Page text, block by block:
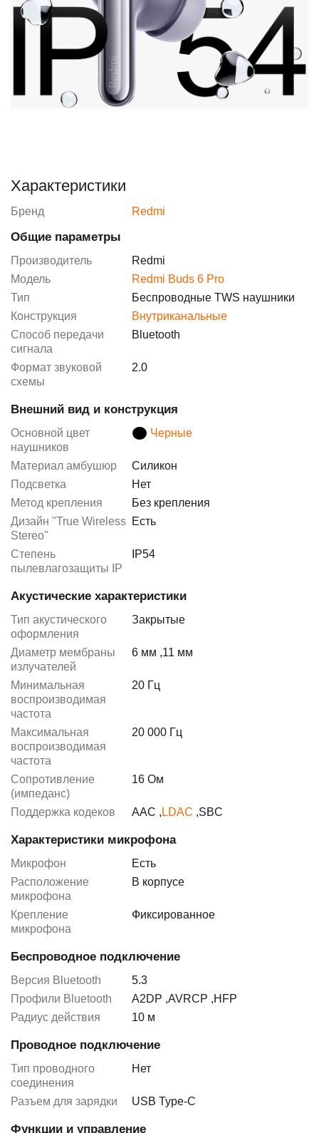
Характеристики
Бренд Redmi
Общие параметры
Производитель
Redmi
Модель
Redmi Buds 6 Pro
Тип
Беспроводные TWS наушники
Конструкция
Внутриканальные
Способ передачи
сигнала
Bluetooth
Формат звуковой
схемы
2.0
Внешний вид и конструкция
Основной цвет
наушников
Черные
Материал амбушюр
Силикон
Подсветка
Нет
Метод крепления
Без крепления
Дизайн "True Wireless
Stereo"
Есть
Степень
пылевлагозащиты IP
IP54
Акустические характеристики
Тип акустического
оформления
Закрытые
Диаметр мембраны
излучателей
6 мм ,11 мм
Минимальная
воспроизводимая
частота
20 Гц
Максимальная
воспроизводимая
частота
20 000 Гц
Сопротивление
(импеданс)
16 Ом
Поддержка кодеков AAC , LDAC ,SBC
Характеристики микрофона
Микрофон
Есть
Расположение
микрофона
В корпусе
Крепление
микрофона
Фиксированное
Беспроводное подключение
Версия Bluetooth
5.3
Профили Bluetooth
A2DP ,AVRCP ,HFP
Радиус действия
10 м
Проводное подключение
Тип проводного
соединения
Нет
Разъем для зарядки USB Type-C
Функции и управление